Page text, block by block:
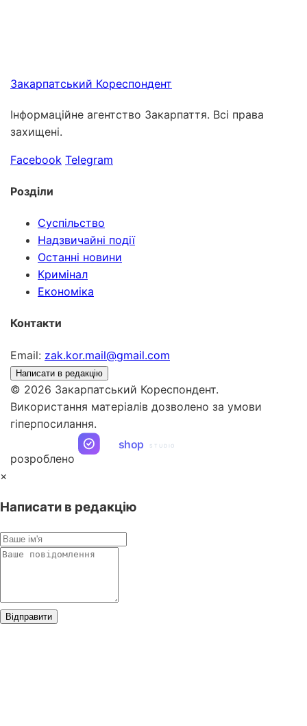
Закарпатський Кореспондент
Інформаційне агентство Закарпаття. Всі права
захищені.
Facebook Telegram
Розділи
Суспільство
Надзвичайні події
Останні новини
Кримінал
Економіка
Контакти
Email: zak.kor.mail@gmail.com
Написати в редакцію
© 2026 Закарпатський Кореспондент.
Використання матеріалів дозволено за умови
гіперпосилання.
розроблено
shop STUDIO
×
Написати в редакцію
Відправити